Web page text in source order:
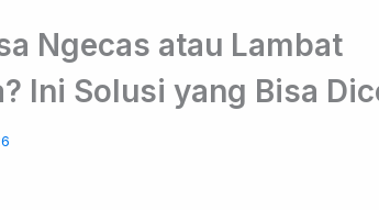
Ngecas atau Lambat
Ini Solusi yang Bisa